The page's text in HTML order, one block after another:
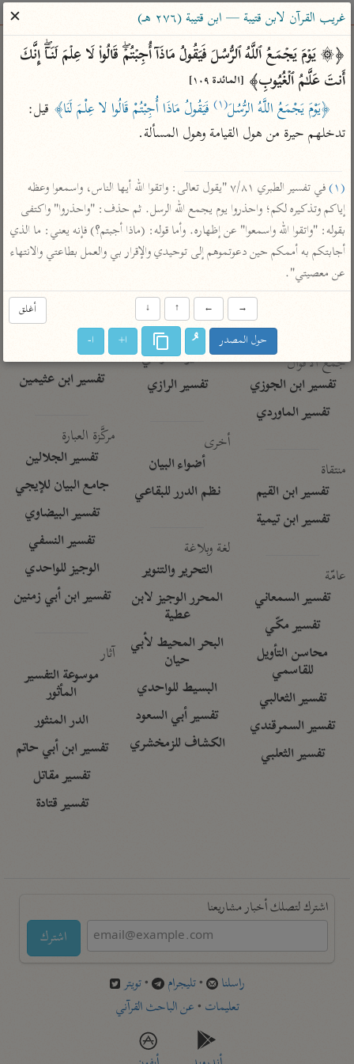
ساهم معنا في نشر القرآن والعلم الشرعي
الباحث القرآني
بحث تفسير علوم مصاحف
Type 1 or more
characters for results.
أمّهات
تفسير الطبري
تفسير ابن كثير
تفسير القرطبي
جمع الأقوال
تفسير ابن الجوزي
تفسير الماوردي
منتقاة
تفسير ابن القيم
تفسير ابن تيمية
عامّة
تفسير السمعاني
تفسير مكّي
محاسن التأويل
للقاسمي
تفسير الثعالبي
تفسير السمرقندي
تفسير الثعلبي
عامّة
فتح البيان للقنوجي
فتح القدير للشوكاني
موسوعات
تفسير الآلوسي
تفسير الرازي
أخرى
أضواء البيان
نظم الدرر للبقاعي
لغة وبلاغة
التحرير والتنوير
المحرر الوجيز لابن
عطية
البحر المحيط لأبي
حيان
البسيط للواحدي
تفسير أبي السعود
الكشاف للزمخشري
معاصرة
الميسر
المختصر في
تفسير السعدي
أيسر التفاسير
القرآن – تدبر وعمل
تفسير ابن عثيمين
مركَّزة العبارة
تفسير الجلالين
جامع البيان للإيجي
تفسير البيضاوي
تفسير النسفي
الوجيز للواحدي
تفسير ابن أبي زمنين
آثار
موسوعة التفسير
المأثور
الدر المنثور
تفسير ابن أبي حاتم
تفسير مقاتل
تفسير قتادة
اشترك لتصلك أخبار مشاريعنا
اشترك
راسلنا •تليجرام •تويتر
تعليمات •عن الباحث القرآني
غريب القرآن لابن قتيبة — ابن قتيبة (٢٧٦ هـ)
✕
أَنتَ عَلَّـٰمُ ٱلۡغُیُوبِ﴾ [المائدة ١٠٩]
﴿يَوْمَ يَجْمَعُ اللَّهُ الرُّسُلَ(١) فَيَقُولُ مَاذَا أُجِبْتُمْ قَالُوا لا عِلْمَ لَنَا﴾
تدخلهم حيرة من هول القيامة وهول المسألة.
(١)
عن معصيتي".
أغلق →
←
↑
↓
حول المصدر ا+ ا-